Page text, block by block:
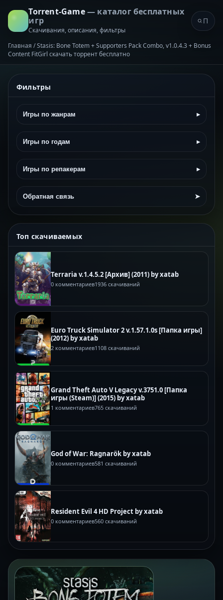
Torrent-Game— каталог бесплатных
игр
Скачивания, описания, фильтры
Главная /Stasis: Bone Totem + Supporters Pack Combo, v1.0.4.3 + Bonus
Content FitGirl скачать торрент бесплатно
Фильтры
Игры по жанрам ▸
Игры по годам ▸
Игры по репакерам ▸
Обратная связь ➤
Топ скачиваемых
Terraria v.1.4.5.2 [Архив] (2011) by xatab
0 комментариев1936 скачиваний
Euro Truck Simulator 2 v.1.57.1.0s [Папка игры]
(2012) by xatab
2 комментариев1108 скачиваний
Grand Theft Auto V Legacy v.3751.0 [Папка
игры (Steam)] (2015) by xatab
1 комментариев765 скачиваний
God of War: Ragnarök by xatab
0 комментариев581 скачиваний
Resident Evil 4 HD Project by xatab
0 комментариев560 скачиваний